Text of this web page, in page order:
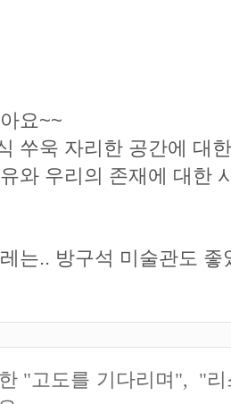
요~~
쑤욱 자리한 공간에 대
와 우리의 존재에 대한
는.. 방구석 미술관도
"고도를 기다리며", "리